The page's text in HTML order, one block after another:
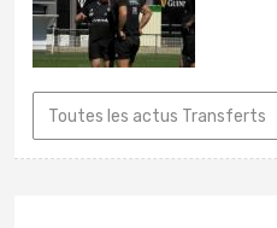
Toutes les actus Transferts